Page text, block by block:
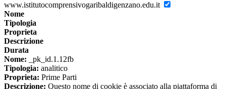
www.istitutocomprensivogaribaldigenzano.edu.it
Nome
Tipologia
Proprieta
Descrizione
Durata
Nome: _pk_id.1.12fb
Tipologia: analitico
Proprieta: Prime Parti
Descrizione: Questo nome di cookie è associato alla piattaforma di